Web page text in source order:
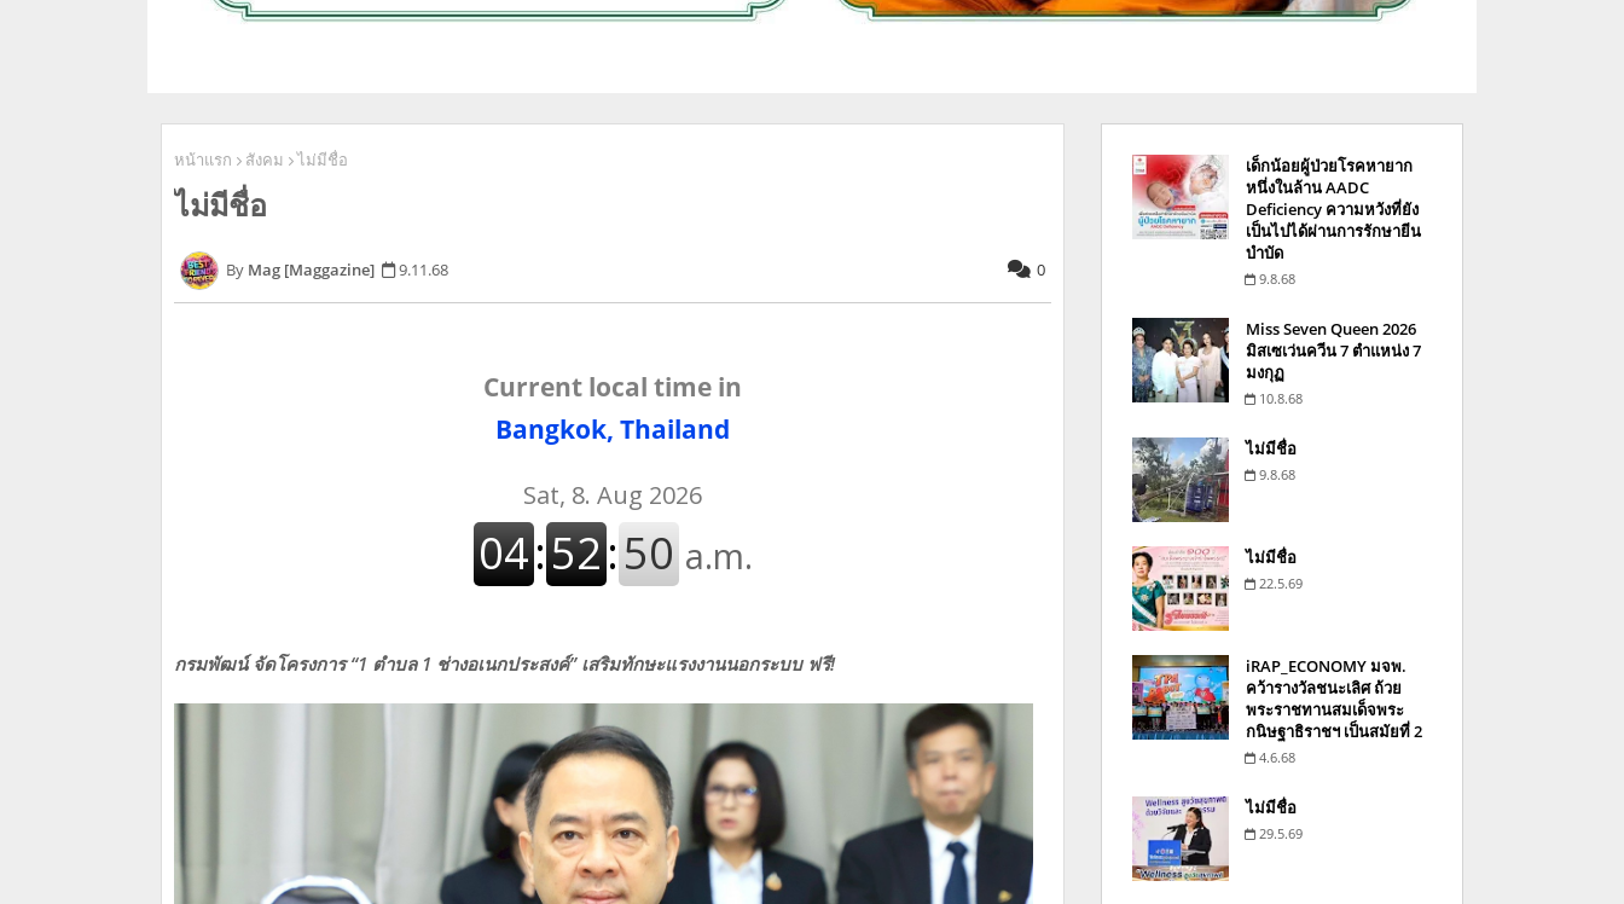
หน้าแรก สังคม ไม่มีชื่อ
ไม่มีชื่อ
Mag [Maggazine] 9.11.68 0
Current local time in
Bangkok, Thailand
กรมพัฒน์ จัดโครงการ “1 ตำบล 1 ช่างอเนกประสงค์” เสริมทักษะแรงงานนอกระบบ ฟรี!
เด็กน้อยผู้ป่วยโรคหายาก
หนึ่งในล้าน AADC
Deficiency ความหวังที่ยัง
เป็นไปได้ผ่านการรักษายีน
บำบัด
9.8.68
Miss Seven Queen 2026
มิสเซเว่นควีน 7 ตำแหน่ง 7
มงกุฏ
10.8.68
ไม่มีชื่อ
9.8.68
ไม่มีชื่อ
22.5.69
iRAP_ECONOMY มจพ.
คว้ารางวัลชนะเลิศ ถ้วย
พระราชทานสมเด็จพระ
กนิษฐาธิราชฯ เป็นสมัยที่ 2
4.6.68
ไม่มีชื่อ
29.5.69